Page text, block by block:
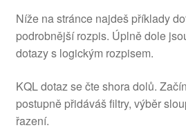
Níže na stránce najdeš příklady
podrobnější rozpis. Úplně dole
dotazy s logickým rozpisem.
KQL dotaz se čte shora dolů.
postupně přidáváš filtry, výběr
řazení.